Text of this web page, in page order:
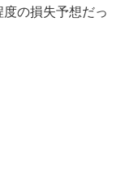
の損失予想だっ